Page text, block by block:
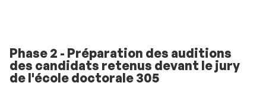
Phase 2 - Préparation des auditions
des candidats retenus devant le jury
de l'école doctorale 305